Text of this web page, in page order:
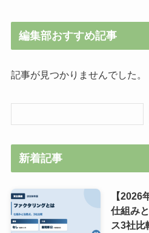
編集部おすすめ記事
記事が見つかりませんでした。
新着記事
【2026
仕組み
ス3社比